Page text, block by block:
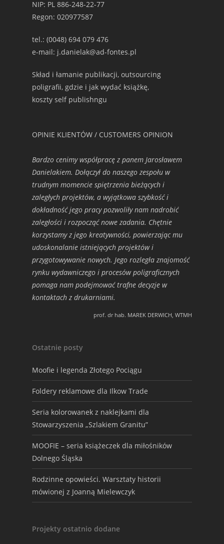
NIP: PL 886-248-22-77
Regon: 020977587
tel.: (0048) 694 079 476
e-mail: j.danielak@ad-fontes.pl
Skład i łamanie publikacji, outsourcing
poligrafii, gdzie i jak wydać książkę,
koszty self publishngu
OPINIE KLIENTÓW / CUSTOMERS OPINION
Bardzo cenimy współpracę z panem Jarosławem
Danielakiem. Dołączył do naszego zespołu w
trudnym momencie spiętrzenia bieżących i
zaległych projektów, a wyjątkowa szybkość i
dokładność jego pracy pozwoliły nam nadrobić
zaległości i rozpocząć nowe zadania. Chętnie
korzystamy z jego kreatywności, powierzając mu
udoskonalanie istniejących projektów i
przygotowywanie nowych. Jego rozległa znajomość
rynku wydawniczego i procesów poligraficznych
pomaga nam podejmować trafne decyzje w
kontaktach z drukarniami.
prof. dr hab. MAREK DERWICH, WTMH
Ostatnie posty
Moofie i legenda Złotego Pociągu
Foldery reklamowe dla Ilkow Trade
Seria kolorowanek z naklejkami dla
Stowarzyszenia „Szlakiem Granitu”
MOOFIE – seria książeczek dla miłośników
Dolnego Śląska
Rodzinne opowieści. Warsztaty historii
mówionej z Joanną Mielewczyk
Projekty ostatnio dodane